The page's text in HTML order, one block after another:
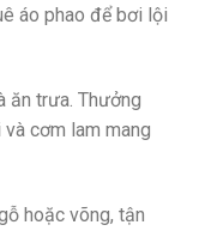
áo phao để bơi lội
ăn trưa. Thưởng
cơm lam mang
hoặc võng, tận